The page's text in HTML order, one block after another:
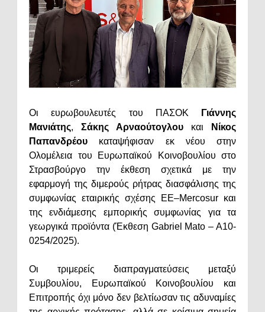
Οι ευρωβουλευτές του ΠΑΣΟΚ Γιάννης
Μανιάτης, Σάκης Αρναούτογλου και
Νίκος
Παπανδρέου καταψήφισαν εκ νέου στην
Ολομέλεια του Ευρωπαϊκού Κοινοβουλίου στο
Στρασβούργο την έκθεση σχετικά με την
εφαρμογή της διμερούς ρήτρας διασφάλισης της
συμφωνίας εταιρικής σχέσης ΕΕ–Mercosur και
της ενδιάμεσης εμπορικής συμφωνίας για τα
γεωργικά προϊόντα (Έκθεση Gabriel Mato – A10-
0254/2025).
Οι τριμερείς διαπραγματεύσεις μεταξύ
Συμβουλίου, Ευρωπαϊκού Κοινοβουλίου και
Επιτροπής όχι μόνο δεν βελτίωσαν τις αδυναμίες